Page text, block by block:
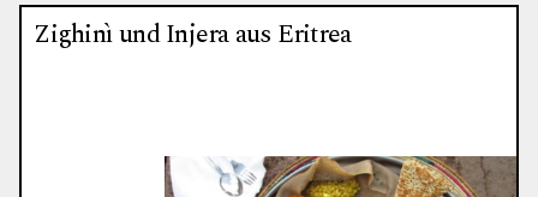
Zighinì und Injera aus Eritrea